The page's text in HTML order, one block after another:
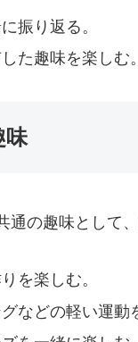
振り返る。
た趣味を楽しむ。
味
の趣味として
を楽しむ。
などの軽い運動